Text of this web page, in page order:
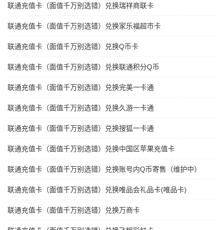
联通充值卡（面值千万别选错）兑换瑞祥商联卡
联通充值卡（面值千万别选错）兑换家乐福超市卡
联通充值卡（面值千万别选错）兑换Q币卡
联通充值卡（面值千万别选错）兑换联通积分Q币
联通充值卡（面值千万别选错）兑换完美一卡通
联通充值卡（面值千万别选错）兑换久游一卡通
联通充值卡（面值千万别选错）兑换搜狐一卡通
联通充值卡（面值千万别选错）兑换中国区苹果充值卡
联通充值卡（面值千万别选错）兑换账号内Q币寄售（维护中）
联通充值卡（面值千万别选错）兑换唯品会礼品卡(唯品卡)
联通充值卡（面值千万别选错）兑换万商卡